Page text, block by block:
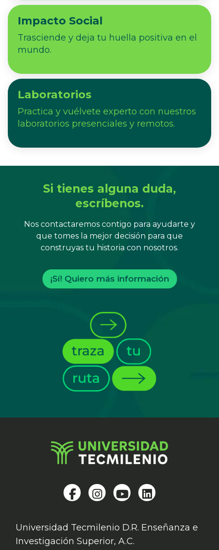
Impacto Social
Trasciende y deja tu huella positiva en el
mundo.
Laboratorios
Practica y vuélvete experto con nuestros
laboratorios presenciales y remotos.
Si tienes alguna duda,
escríbenos.
Nos contactaremos contigo para ayudarte y
que tomes la mejor decisión para que
construyas tu historia con nosotros.
¡Sí! Quiero más información
Universidad Tecmilenio D.R. Enseñanza e
Investigación Superior, A.C.